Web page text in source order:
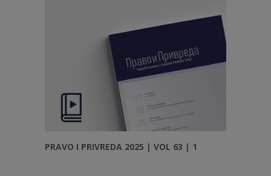
PRAVO I PRIVREDA 2025 | VOL 63 | 1